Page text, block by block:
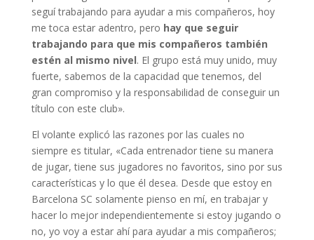
seguí trabajando para ayudar a mis compañeros, hoy
me toca estar adentro, pero hay que seguir
trabajando para que mis compañeros también
estén al mismo nivel. El grupo está muy unido, muy
fuerte, sabemos de la capacidad que tenemos, del
gran compromiso y la responsabilidad de conseguir un
título con este club».
El volante explicó las razones por las cuales no
siempre es titular, «Cada entrenador tiene su manera
de jugar, tiene sus jugadores no favoritos, sino por sus
características y lo que él desea. Desde que estoy en
Barcelona SC solamente pienso en mí, en trabajar y
hacer lo mejor independientemente si estoy jugando o
no, yo voy a estar ahí para ayudar a mis compañeros;